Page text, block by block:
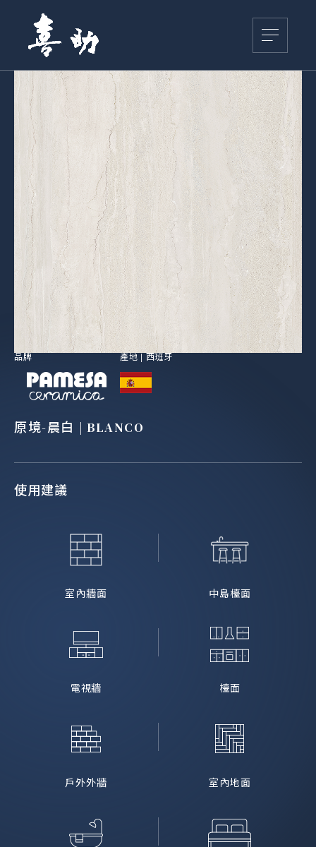
品牌 產地 | 西班牙
原境-晨白 | BLANCO
使用建議
室內牆面 中島檯面
電視牆 檯面
戶外外牆 室內地面